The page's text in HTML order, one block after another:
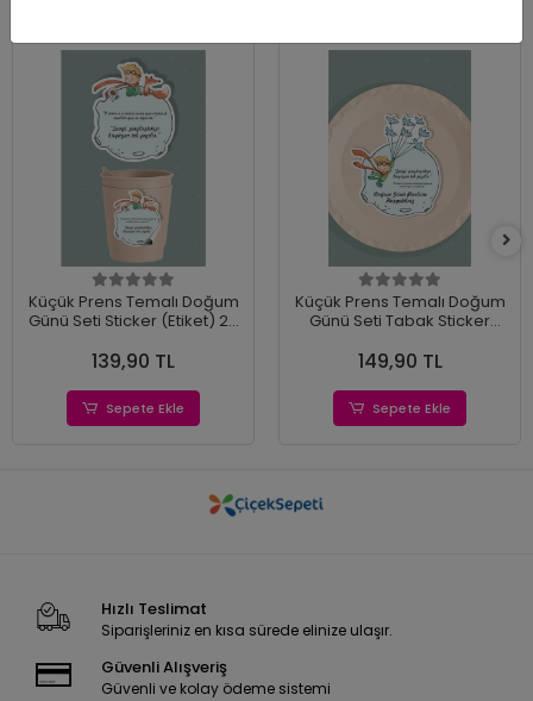
Küçük Prens Temalı Doğum
Günü Seti Sticker (Etiket) 20
139,90 TL
Sepete Ekle
Küçük Prens Temalı Doğum
Günü Seti Tabak Sticker
149,90 TL
Sepete Ekle
Hızlı Teslimat
Siparişleriniz en kısa sürede elinize ulaşır.
Güvenli Alışveriş
Güvenli ve kolay ödeme sistemi